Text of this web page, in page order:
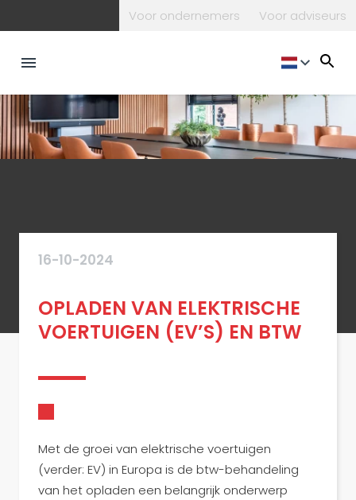
Voor ondernemers Voor adviseurs
16-10-2024
OPLADEN VAN ELEKTRISCHE
VOERTUIGEN (EV’S) EN BTW
Met de groei van elektrische voertuigen
(verder: EV) in Europa is de btw-behandeling
van het opladen een belangrijk onderwerp